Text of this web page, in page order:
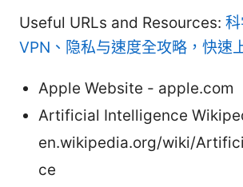
Useful URLs and Resources: 科
VPN、隐私与速度全攻略，快速
Apple Website - apple.com
Artificial Intelligence
en.wikipedia.org/wiki/
ce